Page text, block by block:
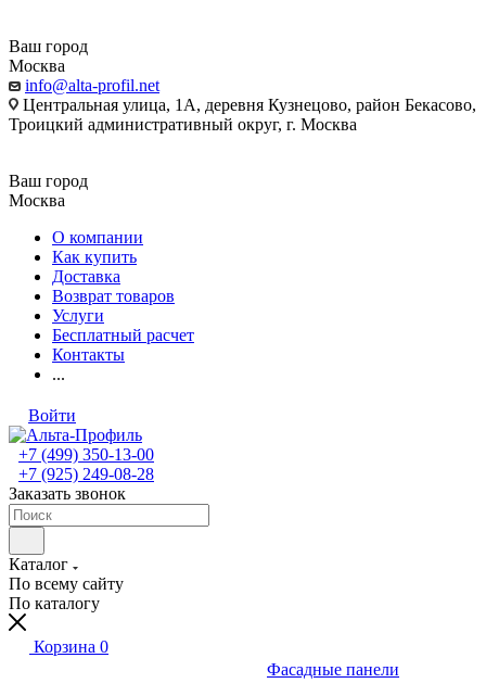
Ваш город
Москва
info@alta-profil.net
Центральная улица, 1А, деревня Кузнецово, район Бекасово,
Троицкий административный округ, г. Москва
Ваш город
Москва
О компании
Как купить
Доставка
Возврат товаров
Услуги
Бесплатный расчет
Контакты
...
Войти
+7 (499) 350-13-00
+7 (925) 249-08-28
Заказать звонок
Каталог
По всему сайту
По каталогу
Корзина 0
Фасадные панели